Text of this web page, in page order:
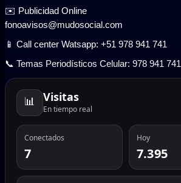
✉️ Publicidad Online
fonoavisos@mudosocial.com
📱 Call center Watsapp: +51 978 941 741
📞 Temas Periodísticos Celular: 978 941 741
📊 Visitas
En tiempo real
Conectados
7
Hoy
7.395